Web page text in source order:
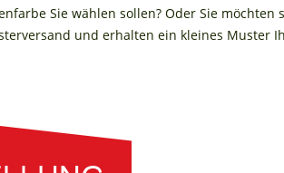
Sie wählen sollen? Oder Sie möchten
und erhalten ein kleines Muster